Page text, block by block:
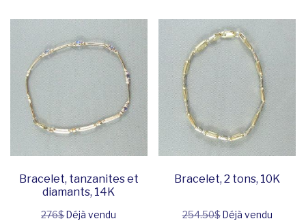
Bracelet, tanzanites et
diamants, 14K
276$Déjà vendu
Bracelet, 2 tons, 10K
254.50$Déjà vendu